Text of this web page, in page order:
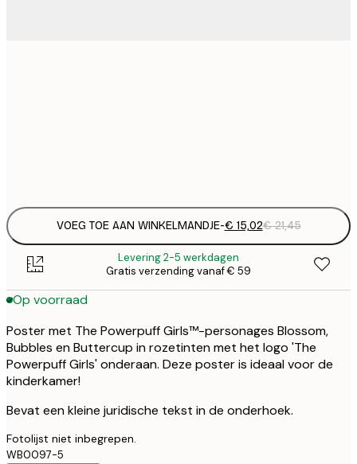
VOEG TOE AAN WINKELMANDJE-€ 15,02€ 21,45
Levering 2-5 werkdagen
Gratis verzending vanaf € 59
Op voorraad
Poster met The Powerpuff Girls™-personages Blossom,
Bubbles en Buttercup in rozetinten met het logo 'The
Powerpuff Girls' onderaan. Deze poster is ideaal voor de
kinderkamer!
Bevat een kleine juridische tekst in de onderhoek.
Fotolijst niet inbegrepen.
WB0097-5